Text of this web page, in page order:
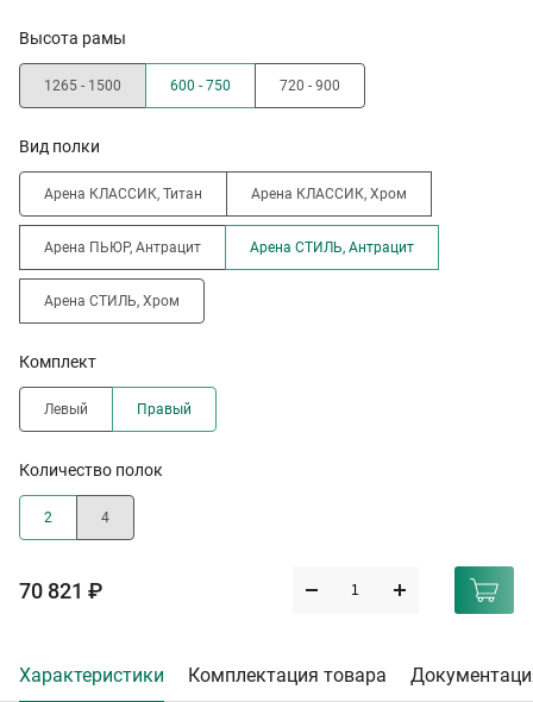
Высота рамы
1265 - 1500 600 - 750 720 - 900
Вид полки
Арена КЛАССИК, Титан Арена КЛАССИК, Хром
Арена ПЬЮР, Антрацит Арена СТИЛЬ, Антрацит
Арена СТИЛЬ, Хром
Комплект
Левый Правый
Количество полок
2 4
70 821 ₽
Характеристики Комплектация товара